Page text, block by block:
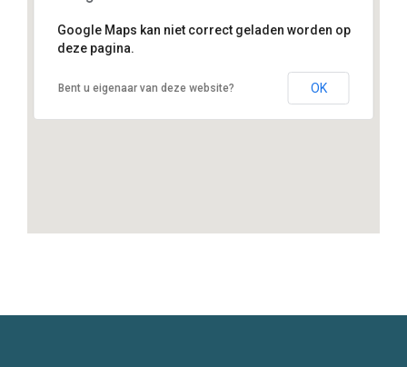
Google Maps kan niet correct geladen worden op
deze pagina.
Bent u eigenaar van deze website? OK